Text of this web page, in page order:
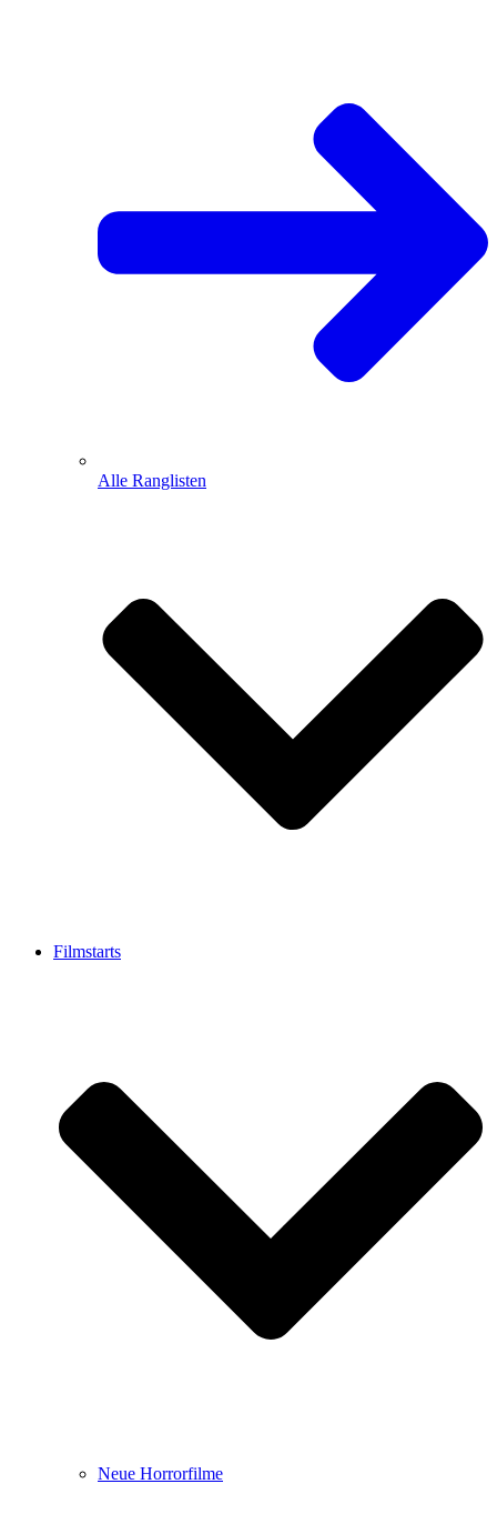
Alle Ranglisten
Filmstarts
Neue Horrorfilme